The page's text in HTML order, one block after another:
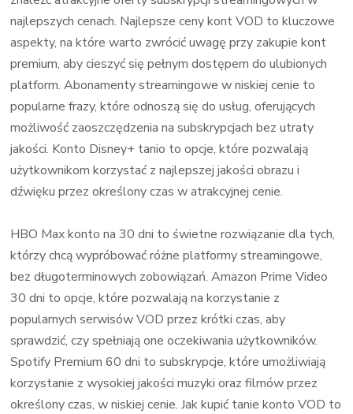
najlepszych cenach. Najlepsze ceny kont VOD to kluczowe
aspekty, na które warto zwrócić uwagę przy zakupie kont
premium, aby cieszyć się pełnym dostępem do ulubionych
platform. Abonamenty streamingowe w niskiej cenie to
popularne frazy, które odnoszą się do usług, oferujących
możliwość zaoszczędzenia na subskrypcjach bez utraty
jakości. Konto Disney+ tanio to opcje, które pozwalają
użytkownikom korzystać z najlepszej jakości obrazu i
dźwięku przez określony czas w atrakcyjnej cenie.
HBO Max konto na 30 dni to świetne rozwiązanie dla tych,
którzy chcą wypróbować różne platformy streamingowe,
bez długoterminowych zobowiązań. Amazon Prime Video
30 dni to opcje, które pozwalają na korzystanie z
popularnych serwisów VOD przez krótki czas, aby
sprawdzić, czy spełniają one oczekiwania użytkowników.
Spotify Premium 60 dni to subskrypcje, które umożliwiają
korzystanie z wysokiej jakości muzyki oraz filmów przez
określony czas, w niskiej cenie. Jak kupić tanie konto VOD to